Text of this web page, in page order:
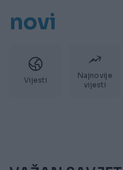
novi
Vijesti
Najnovije
vijesti